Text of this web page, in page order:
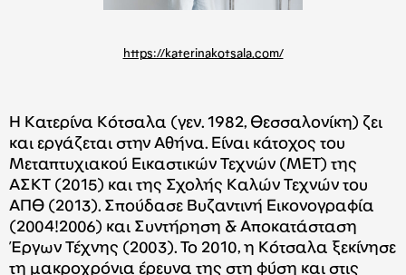
https://katerinakotsala.com/
Η Κατερίνα Κότσαλα (γεν. 1982, Θεσσαλονίκη) ζει
και εργάζεται στην Αθήνα. Είναι κάτοχος του
Μεταπτυχιακού Εικαστικών Τεχνών (MET) της
ΑΣΚΤ (2015) και της Σχολής Καλών Τεχνών του
ΑΠΘ (2013). Σπούδασε Βυζαντινή Εικονογραφία
(2004!2006) και Συντήρηση & Αποκατάσταση
Έργων Τέχνης (2003). Το 2010, η Κότσαλα ξεκίνησε
τη μακροχρόνια έρευνα της στη φύση και στις